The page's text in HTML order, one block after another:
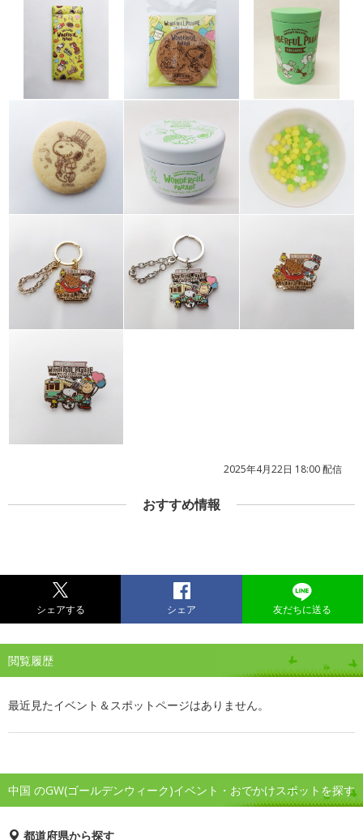
2025年4月22日 18:00 配信
おすすめ情報
シェアする シェア 友だちに送る
閲覧履歴
最近見たイベント＆スポットページはありません。
中国 のGW(ゴールデンウィーク)イベント・おでかけスポットを探す
都道府県から探す